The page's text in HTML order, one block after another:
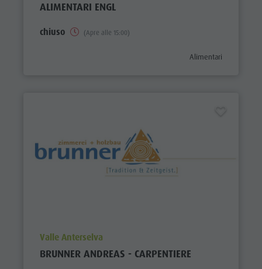
ALIMENTARI ENGL
chiuso (Apre alle 15:00)
Alimentari
aria.poi_location_prefix
Valle Anterselva
BRUNNER ANDREAS - CARPENTIERE